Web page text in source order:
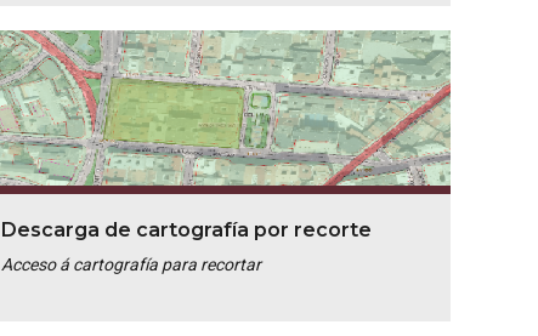
Descarga de cartografía por recorte
Acceso á cartografía para recortar